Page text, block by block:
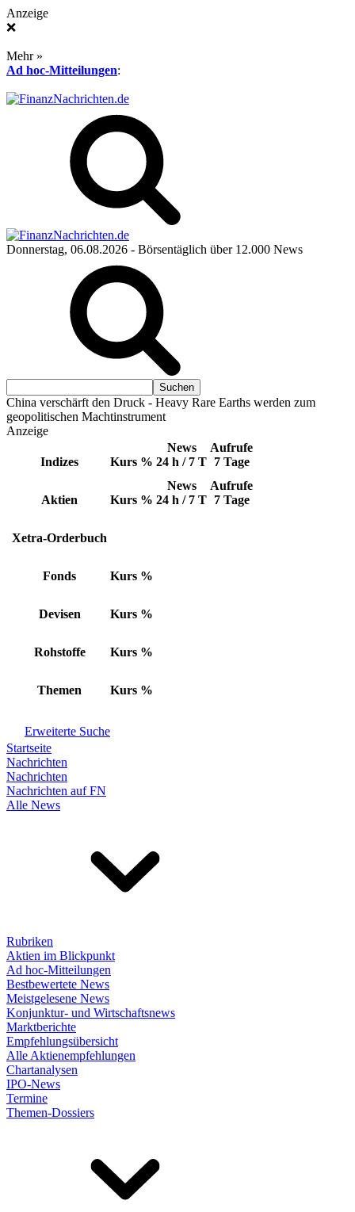
Anzeige
❌
Mehr »
Ad hoc-Mitteilungen:
Donnerstag, 06.08.2026 - Börsentäglich über 12.000 News
China verschärft den Druck - Heavy Rare Earths werden zum
geopolitischen Machtinstrument
Anzeige
Indizes Kurs %
News
24 h / 7 T
Aufrufe
7 Tage
Aktien Kurs %
News
24 h / 7 T
Aufrufe
7 Tage
Xetra-Orderbuch
Fonds Kurs %
Devisen Kurs %
Rohstoffe Kurs %
Themen Kurs %
Erweiterte Suche
Startseite
Nachrichten
Nachrichten
Nachrichten auf FN
Alle News
Rubriken
Aktien im Blickpunkt
Ad hoc-Mitteilungen
Bestbewertete News
Meistgelesene News
Konjunktur- und Wirtschaftsnews
Marktberichte
Empfehlungsübersicht
Alle Aktienempfehlungen
Chartanalysen
IPO-News
Termine
Themen-Dossiers